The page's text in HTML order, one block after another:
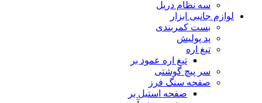
سه نظام دریل
لوازم جانبی ابزار
بست کمربندی
پد پولیش
تیغ اره
تیغ اره عمود بر
سر پیچ گوشتی
صفحه سنگ فرز
صفحه استیل بر